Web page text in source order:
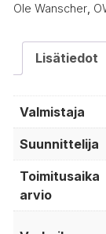
Ole Wanscher
Lisätiedot
Valmistaja
Suunnittelija
Toimitusaika
arvio